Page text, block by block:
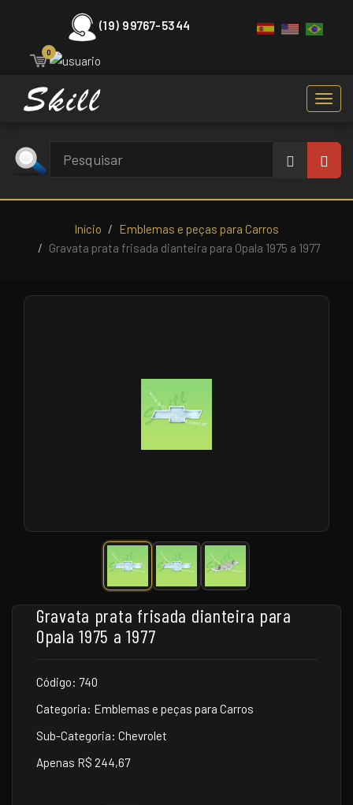
(19) 99767-5344
0
Início
Emblemas e peças para Carros
Gravata prata frisada dianteira para Opala 1975 a 1977
Gravata prata frisada dianteira para
Opala 1975 a 1977
Código: 740
Categoria: Emblemas e peças para Carros
Sub-Categoria: Chevrolet
Apenas R$ 244,67